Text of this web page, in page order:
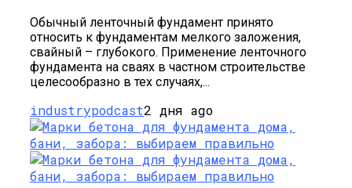
Обычный ленточный фундамент принято
относить к фундаментам мелкого заложения,
свайный – глубокого. Применение ленточного
фундамента на сваях в частном строительстве
целесообразно в тех случаях,...
industrypodcast2 дня ago